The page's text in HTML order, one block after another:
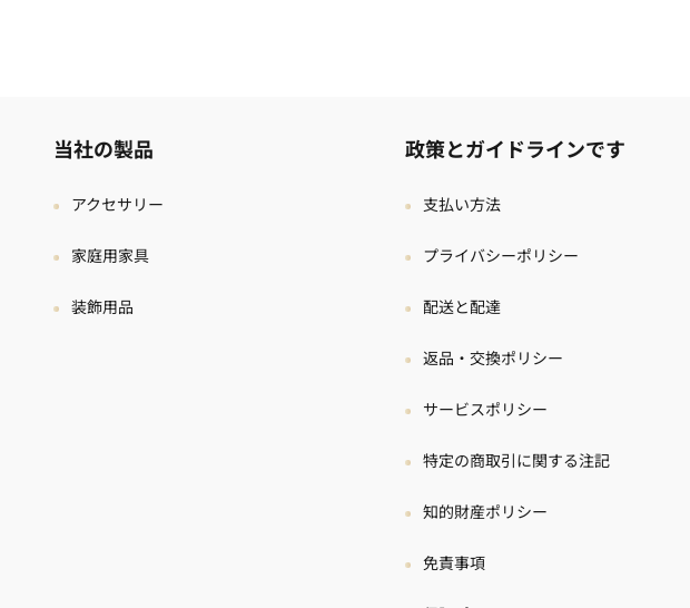
当社の製品
アクセサリー
家庭用家具
装飾用品
政策とガイドラインです
支払い方法
プライバシーポリシー
配送と配達
返品・交換ポリシー
サービスポリシー
特定の商取引に関する注記
知的財産ポリシー
免責事項